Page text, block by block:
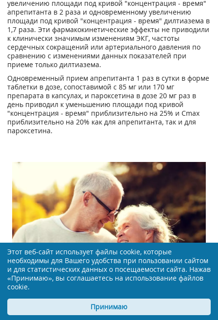
увеличению площади под кривой "концентрация - время"
апрепитанта в 2 раза и одновременному увеличению
площади под кривой "концентрация - время" дилтиазема в
1,7 раза. Эти фармакокинетические эффекты не приводили
к клинически значимым изменениям ЭКГ, частоты
сердечных сокращений или артериального давления по
сравнению с изменениями данных показателей при
приеме только дилтиазема.
Одновременный прием апрепитанта 1 раз в сутки в форме
таблетки в дозе, сопоставимой с 85 мг или 170 мг
препарата в капсулах, и пароксетина в дозе 20 мг раз в
день приводил к уменьшению площади под кривой
"концентрация - время" приблизительно на 25% и Сmах
приблизительно на 20% как для апрепитанта, так и для
пароксетина.
Секреты долголетия: уроки из синих зон Земли
Этот веб-сайт использует файлы cookie, которые
необходимы для Вашего удобства при пользовании сайтом
и для статистических данных о посещаемости сайта. Нажав
«Принимаю», вы соглашаетесь на использование файлов
cookie.
Принимаю